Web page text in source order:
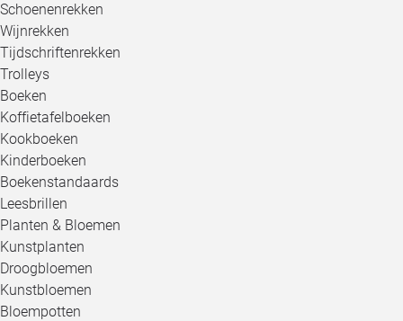
Schoenenrekken
Wijnrekken
Tijdschriftenrekken
Trolleys
Boeken
Koffietafelboeken
Kookboeken
Kinderboeken
Boekenstandaards
Leesbrillen
Planten & Bloemen
Kunstplanten
Droogbloemen
Kunstbloemen
Bloempotten